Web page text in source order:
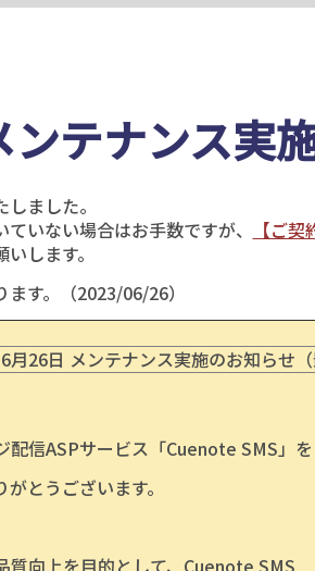
テナンス実
ました。
いない場合はお手数ですが、
【ご
します。
す。（2023/06/26）
26日 メンテナンス実施のお知らせ（
配信ASPサービス「Cuenote SMS」を
とうございます。
質向上を目的として、Cuenote SMS